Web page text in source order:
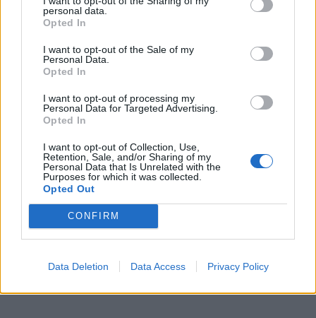
personal data.
Opted In
I want to opt-out of the Sale of my
Personal Data.
Opted In
I want to opt-out of processing my
Personal Data for Targeted Advertising.
Opted In
I want to opt-out of Collection, Use,
Retention, Sale, and/or Sharing of my
Personal Data that Is Unrelated with the
Purposes for which it was collected.
Opted Out
CONFIRM
Data Deletion Data Access Privacy Policy